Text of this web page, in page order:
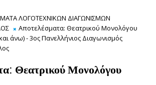
ΛΟΓΟΤΕΧΝΙΚΩΝ ΔΙΑΓΩΝΙΣΜΩΝ
Αποτελέσματα: Θεατρικού Μονολόγου
άνω) - 3ος Πανελλήνιος Διαγωνισμός
Θεατρικού Μονολόγου